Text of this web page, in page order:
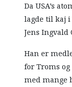
Da USA’s
lagde til kaj
Jens Ingvald
Han er
for Troms
med mange